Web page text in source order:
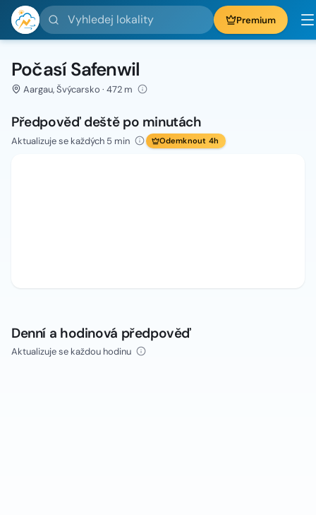
Vyhledej lokality Premium
Počasí Safenwil
Aargau, Švýcarsko · 472 m
Předpověď deště po minutách
Aktualizuje se každých 5 min Odemknout 4h
Denní a hodinová předpověď
Aktualizuje se každou hodinu